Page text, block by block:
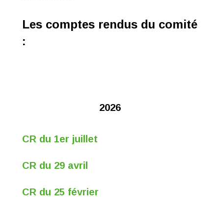
Les comptes rendus du comité
:
2026
CR du 1er juillet
CR du 29 avril
CR du 25 février